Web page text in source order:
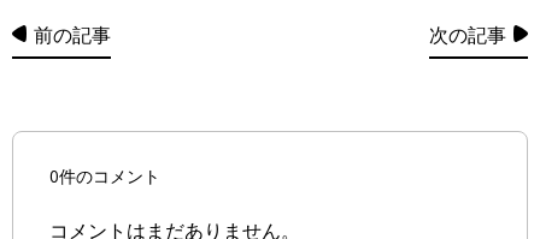
前の記事 次の記事
0件のコメント
コメントはまだありません。